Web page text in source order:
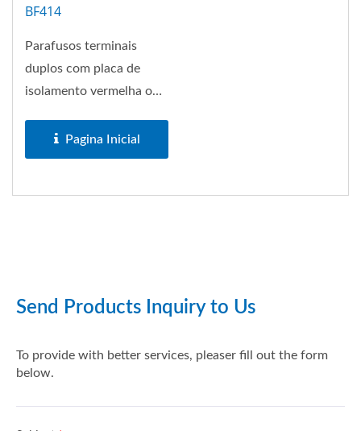
BF414
Parafusos terminais
duplos com placa de
isolamento vermelha ou
codificação...Pagina Inicial